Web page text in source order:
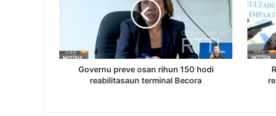
Governu preve osan rihun 150 hodi
reabilitasaun terminal Becora